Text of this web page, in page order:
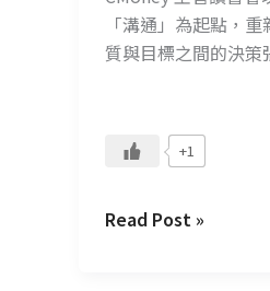
「溝通」為起點，
質與目標之間的決策
+1
Read Post »